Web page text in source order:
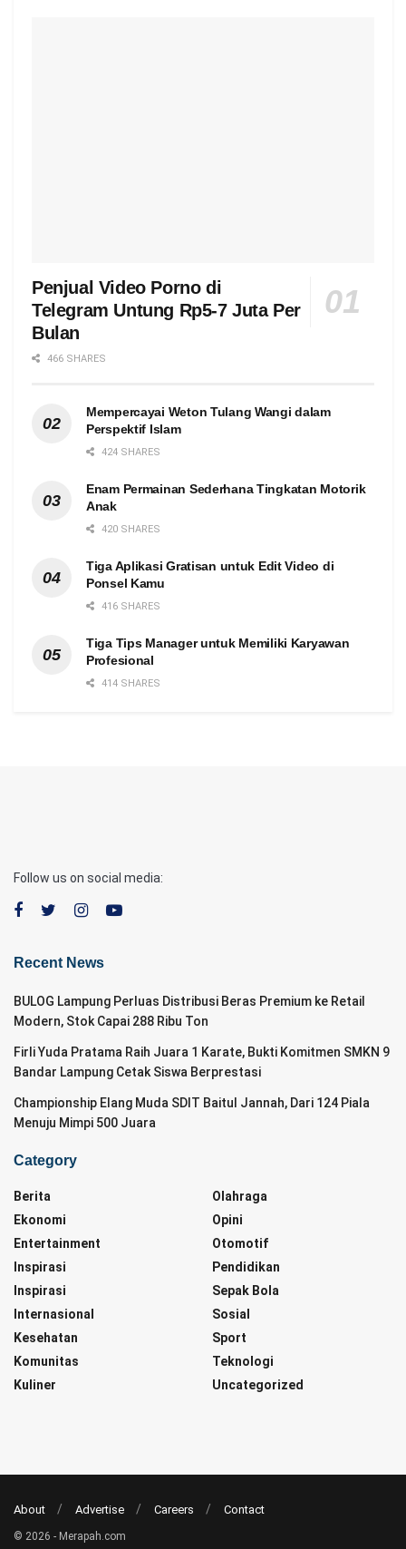
Penjual Video Porno di
Telegram Untung Rp5-7 Juta Per
Bulan
466 SHARES
Mempercayai Weton Tulang Wangi dalam
Perspektif Islam
424 SHARES
Enam Permainan Sederhana Tingkatan Motorik
Anak
420 SHARES
Tiga Aplikasi Gratisan untuk Edit Video di
Ponsel Kamu
416 SHARES
Tiga Tips Manager untuk Memiliki Karyawan
Profesional
414 SHARES
Follow us on social media:
Recent News
BULOG Lampung Perluas Distribusi Beras Premium ke Retail
Modern, Stok Capai 288 Ribu Ton
Firli Yuda Pratama Raih Juara 1 Karate, Bukti Komitmen SMKN 9
Bandar Lampung Cetak Siswa Berprestasi
Championship Elang Muda SDIT Baitul Jannah, Dari 124 Piala
Menuju Mimpi 500 Juara
Category
Berita
Ekonomi
Entertainment
Inspirasi
Inspirasi
Internasional
Kesehatan
Komunitas
Kuliner
Olahraga
Opini
Otomotif
Pendidikan
Sepak Bola
Sosial
Sport
Teknologi
Uncategorized
About Advertise Careers Contact
© 2026 - Merapah.com